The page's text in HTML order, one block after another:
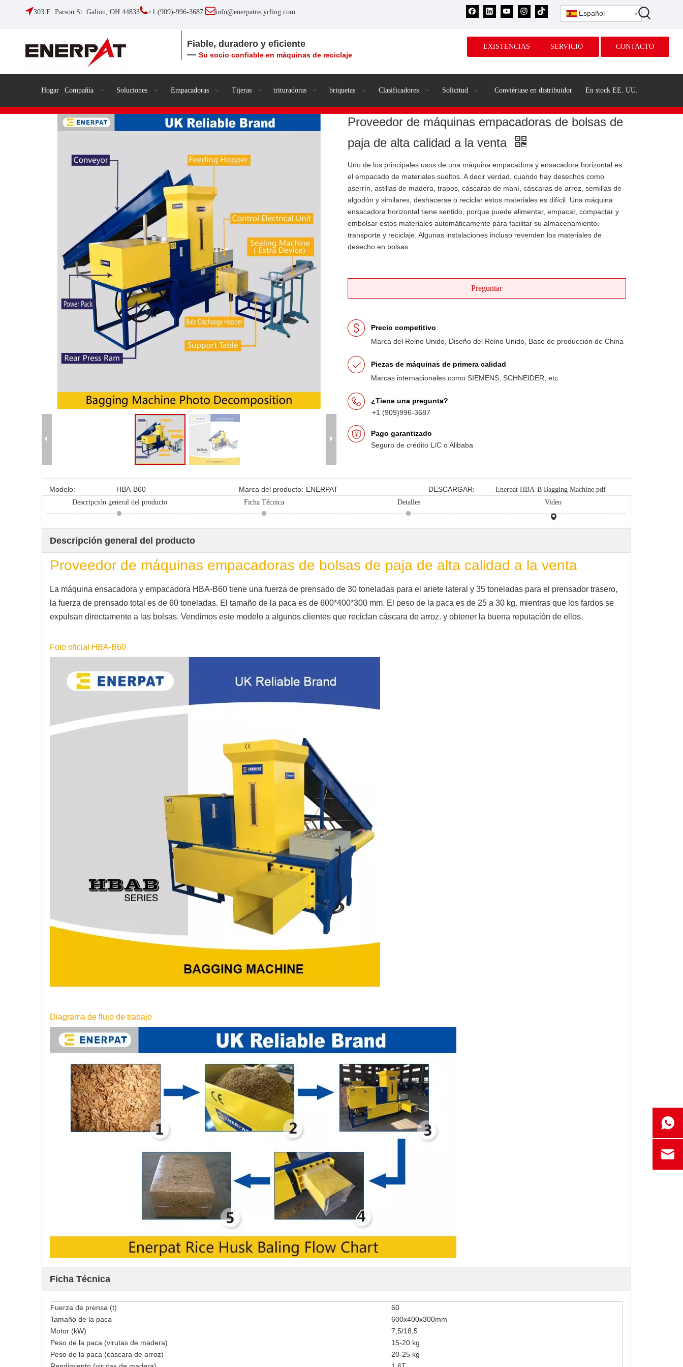
303 E. Parson St. Galion, OH 44833+1 (909)-996-3687 info@enerpatrecycling.com Español
Fiable, duradero y eficiente
—Su socio confiable en máquinas de reciclaje
EXISTENCIAS SERVICIO CONTACTO
Hogar Compañía Soluciones Empacadoras Tijeras trituradoras briquetas Clasificadores Solicitud Conviértase en distribuidor En stock EE. UU.
Proveedor de máquinas empacadoras de bolsas de
paja de alta calidad a la venta
Uno de los principales usos de una máquina empacadora y ensacadora horizontal es
el empacado de materiales sueltos. A decir verdad, cuando hay desechos como
aserrín, astillas de madera, trapos, cáscaras de maní, cáscaras de arroz, semillas de
algodón y similares, deshacerse o reciclar estos materiales es difícil. Una máquina
ensacadora horizontal tiene sentido, porque puede alimentar, empacar, compactar y
embolsar estos materiales automáticamente para facilitar su almacenamiento,
transporte y reciclaje. Algunas instalaciones incluso revenden los materiales de
desecho en bolsas.
Preguntar
Precio competitivo
Marca del Reino Unido, Diseño del Reino Unido, Base de producción de China
Piezas de máquinas de primera calidad
Marcas internacionales como SIEMENS, SCHNEIDER, etc
¿Tiene una pregunta?
+1 (909)996-3687
Pago garantizado
Seguro de crédito L/C o Alibaba
Modelo: HBA-B60 Marca del producto: ENERPAT DESCARGAR:
Enerpat HBA-B Bagging Machine.pdf
Descripción general del producto
Ficha Técnica Detalles Video
Descripción general del producto
Proveedor de máquinas empacadoras de bolsas de paja de alta calidad a la venta
La máquina ensacadora y empacadora HBA-B60 tiene una fuerza de prensado de 30 toneladas para el ariete lateral y 35 toneladas para el prensador trasero,
la fuerza de prensado total es de 60 toneladas. El tamaño de la paca es de 600*400*300 mm. El peso de la paca es de 25 a 30 kg. mientras que los fardos se
expulsan directamente a las bolsas. Vendimos este modelo a algunos clientes que reciclan cáscara de arroz. y obtener la buena reputación de ellos.
Foto oficial HBA-B60
Diagrama de flujo de trabajo
Ficha Técnica
Fuerza de prensa (t)
60
Tamaño de la paca
600x400x300mm
Motor (kW)
7,5/18,5
Peso de la paca (virutas de madera)
15-20 kg
Peso de la paca (cáscara de arroz)
20-25 kg